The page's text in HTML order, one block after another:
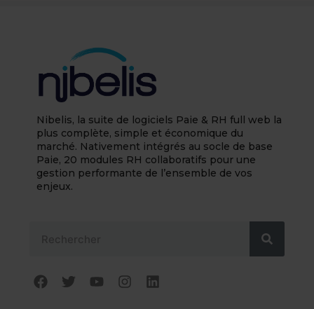
Nibelis, la suite de logiciels Paie & RH full web la
plus complète, simple et économique du
marché. Nativement intégrés au socle de base
Paie, 20 modules RH collaboratifs pour une
gestion performante de l’ensemble de vos
enjeux.
F
a
T
w
Y
o
I
n
L
i